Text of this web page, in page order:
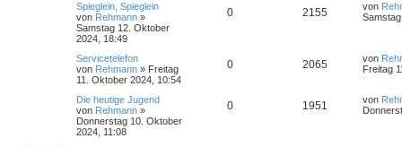
Spieglein, Spieglein
von Rehmann »
Samstag 12. Oktober
2024, 18:49
0 2155 von
Servicetelefon
von Rehmann » Freitag
11. Oktober 2024, 10:54
0 2065 von
Freitag
Die heutige Jugend
von Rehmann »
Donnerstag 10. Oktober
2024, 11:08
0 1951 von